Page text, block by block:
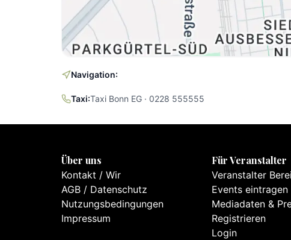
Navigation:
Taxi:Taxi Bonn EG · 0228 555555
Über uns
Kontakt / Wir
AGB / Datenschutz
Nutzungsbedingungen
Impressum
Für Veranstalter
Veranstalter
Events eintragen
Mediadaten &
Registrieren
Login